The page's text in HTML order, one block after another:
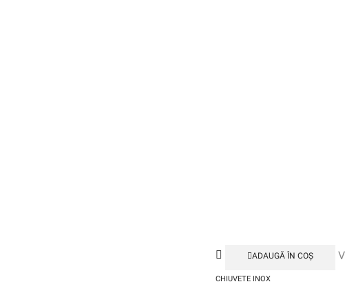
ADAUGĂ ÎN COȘ
CHIUVETE INOX